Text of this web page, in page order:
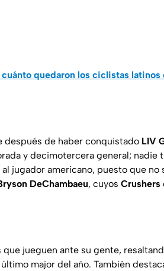
cuánto quedaron los ciclistas
después de haber conquistado LIV
y decimotercera general; nadie
jugador americano, puesto que no
DeChambaeu, cuyos Crushers
jueguen ante su gente,
major del año. También